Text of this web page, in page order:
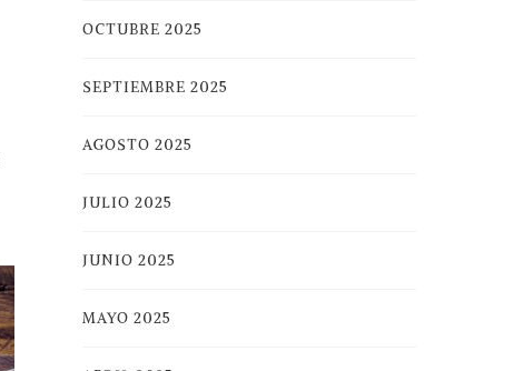
OCTUBRE 2025
SEPTIEMBRE 2025
AGOSTO 2025
JULIO 2025
JUNIO 2025
MAYO 2025